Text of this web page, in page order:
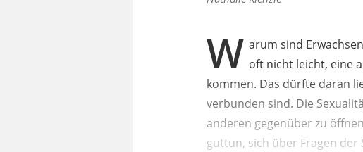
W arum sind
oft nicht leicht, eine
kommen. Das dürfte daran
verbunden sind. Die
anderen gegenüber zu
guttun, sich über Fragen